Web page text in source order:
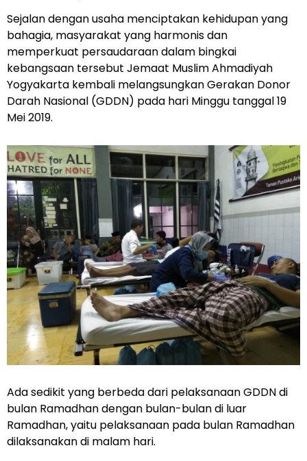
Sejalan dengan usaha menciptakan kehidupan yang
bahagia, masyarakat yang harmonis dan
memperkuat persaudaraan dalam bingkai
kebangsaan tersebut Jemaat Muslim Ahmadiyah
Yogyakarta kembali melangsungkan Gerakan Donor
Darah Nasional (GDDN) pada hari Minggu tanggal 19
Mei 2019.
Ada sedikit yang berbeda dari pelaksanaan GDDN di
bulan Ramadhan dengan bulan-bulan di luar
Ramadhan, yaitu pelaksanaan pada bulan Ramadhan
dilaksanakan di malam hari.